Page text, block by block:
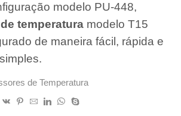
modelo PU-448,
temperatura modelo T15
de maneira fácil, rápida e
de Temperatura